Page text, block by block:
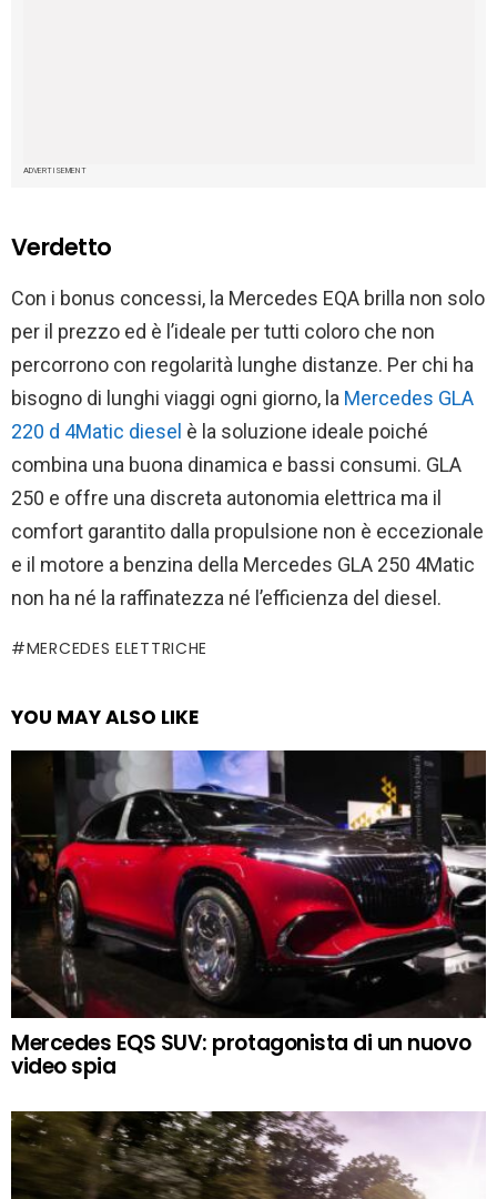
ADVERTISEMENT
Verdetto
Con i bonus concessi, la Mercedes EQA brilla non solo
per il prezzo ed è l’ideale per tutti coloro che non
percorrono con regolarità lunghe distanze. Per chi ha
bisogno di lunghi viaggi ogni giorno, la Mercedes GLA
220 d 4Matic diesel è la soluzione ideale poiché
combina una buona dinamica e bassi consumi. GLA
250 e offre una discreta autonomia elettrica ma il
comfort garantito dalla propulsione non è eccezionale
e il motore a benzina della Mercedes GLA 250 4Matic
non ha né la raffinatezza né l’efficienza del diesel.
MERCEDES ELETTRICHE
YOU MAY ALSO LIKE
Mercedes EQS SUV: protagonista di un nuovo
video spia